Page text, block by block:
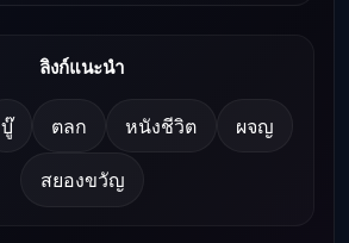
ลิงก์แนะนำ
บู๊ ตลก หนังชีวิต ผจญ
สยองขวัญ